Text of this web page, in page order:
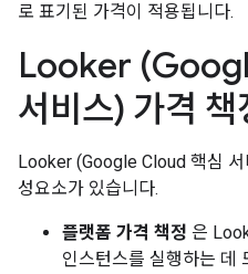
로 표기된 가격이 적용됩니다.
Looker
서비스) 가격 책
Looker (Google Cloud 핵심
성요소가 있습니다.
플랫폼 가격 책정 은
인스턴스를 실행하는 데